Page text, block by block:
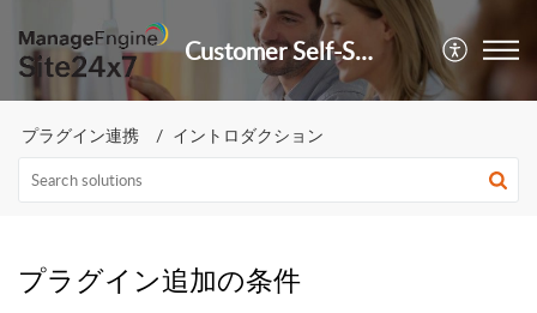
Customer Self-Service Portal
プラグイン連携 イントロダクション
プラグイン追加の条件